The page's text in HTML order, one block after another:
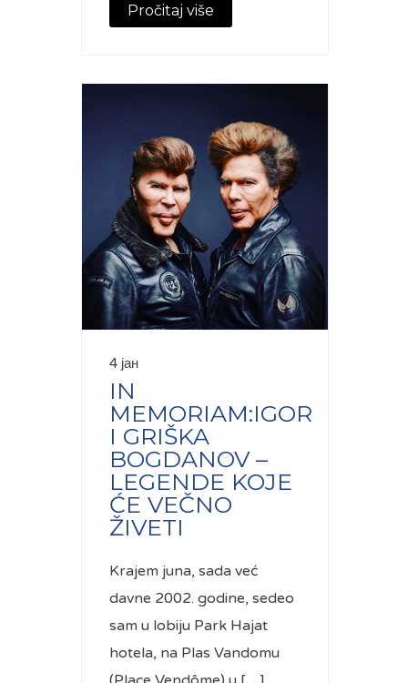
Pročitaj više
4 јан
IN
MEMORIAM:IGOR
I GRIŠKA
BOGDANOV –
LEGENDE KOJE
ĆE VEČNO
ŽIVETI
Krajem juna, sada već
davne 2002. godine, sedeo
sam u lobiju Park Hajat
hotela, na Plas Vandomu